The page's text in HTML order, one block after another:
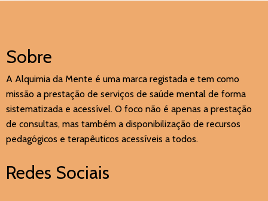
Sobre
A Alquimia da Mente é uma marca registada e tem como
missão a prestação de serviços de saúde mental de forma
sistematizada e acessível. O foco não é apenas a prestação
de consultas, mas também a disponibilização de recursos
pedagógicos e terapêuticos acessíveis a todos.
Redes Sociais